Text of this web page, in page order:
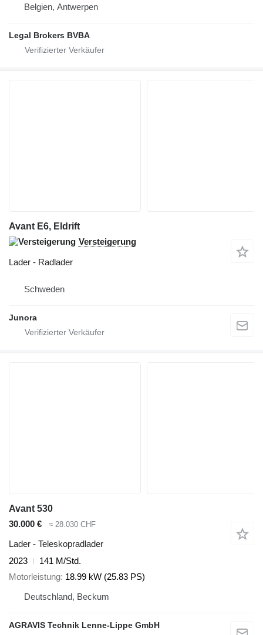
Belgien, Antwerpen
Legal Brokers BVBA
Avant E6, Eldrift
Versteigerung
Lader - Radlader
Schweden
Junora
Avant 530
30.000 €
≈ 28.030 CHF
Lader - Teleskopradlader
2023
141 M/Std.
Motorleistung 18.99 kW (25.83 PS)
Deutschland, Beckum
AGRAVIS Technik Lenne-Lippe GmbH